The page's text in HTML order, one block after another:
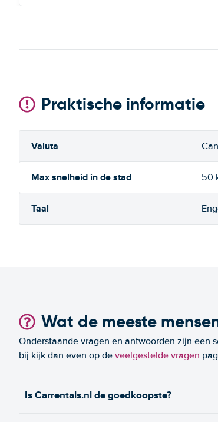
Praktische informatie
Valuta
Max snelheid in de stad 50
Taal
Wat de meeste
Onderstaande vragen en antwoorden zijn een
bij kijk dan even op de veelgestelde vragen
Is Carrentals.nl de goedkoopste?